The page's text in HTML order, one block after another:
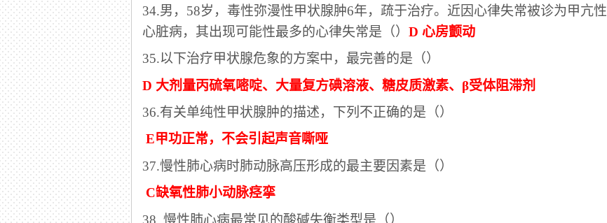
34.男，58岁，毒性弥漫性甲状腺肿6年，疏于治疗。近因心律失常被诊为甲亢性
心脏病，其出现可能性最多的心律失常是（） D 心房颤动
35.以下治疗甲状腺危象的方案中，最完善的是（）
D 大剂量丙硫氧嘧啶、大量复方碘溶液、糖皮质激素、β受体阻滞剂
36.有关单纯性甲状腺肿的描述，下列不正确的是（）
E甲功正常，不会引起声音嘶哑
37.慢性肺心病时肺动脉高压形成的最主要因素是（）
C缺氧性肺小动脉痉挛
38. 慢性肺心病最常见的酸碱失衡类型是（）